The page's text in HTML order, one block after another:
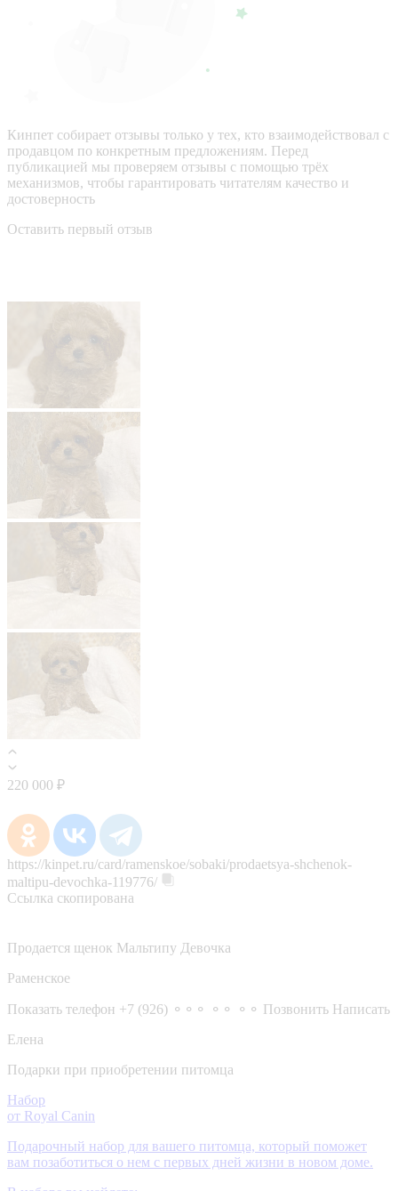
Кинпет собирает отзывы только у тех, кто взаимодействовал с
продавцом по конкретным предложениям. Перед
публикацией мы проверяем отзывы с помощью трёх
механизмов, чтобы гарантировать читателям качество и
достоверность
Оставить первый отзыв
220 000 ₽
https://kinpet.ru/card/ramenskoe/sobaki/prodaetsya-shchenok-
maltipu-devochka-119776/
Ссылка скопирована
Продается щенок Мальтипу Девочка
Раменское
Показать телефон +7 (926) ⚬⚬⚬ ⚬⚬ ⚬⚬ Позвонить Написать
Елена
Подарки при приобретении питомца
Набор
от Royal Canin
Подарочный набор для вашего питомца, который поможет
вам позаботиться о нем с первых дней жизни в новом доме.